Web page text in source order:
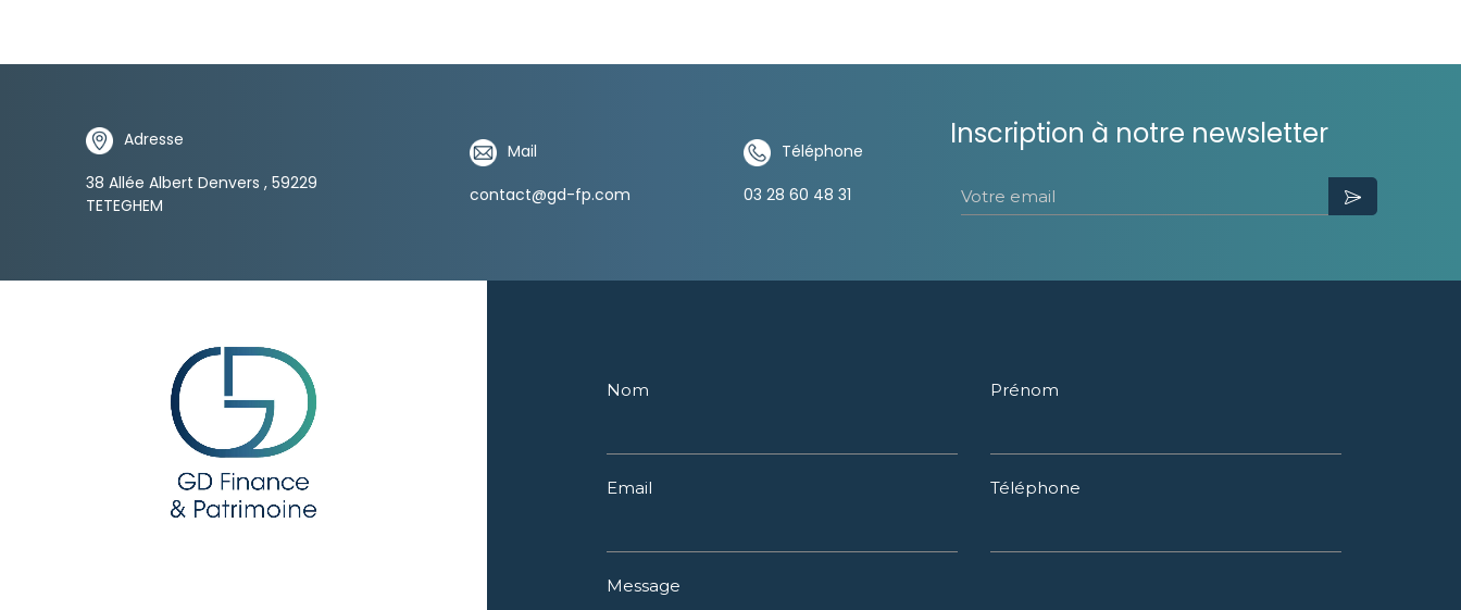
Adresse
38 Allée Albert Denvers , 59229
TETEGHEM
Mail
contact@gd-fp.com
Téléphone
03 28 60 48 31
Inscription à notre newsletter
Votre email
Nom Prénom
Email Téléphone
Message